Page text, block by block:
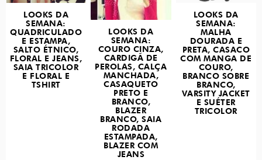
LOOKS DA
SEMANA:
QUADRICULADO
E ESTAMPA,
SALTO ÉTNICO,
FLORAL E JEANS,
SAIA TRICOLOR
E FLORAL E
TSHIRT
LOOKS DA
SEMANA:
COURO CINZA,
CARDIGÃ DE
PEROLAS, CALÇA
MANCHADA,
CASAQUETO
PRETO E
BRANCO,
BLAZER
BRANCO, SAIA
RODADA
ESTAMPADA,
BLAZER COM
JEANS
LOOKS DA
SEMANA:
MALHA
DOURADA E
PRETA, CASACO
COM MANGA DE
COURO,
BRANCO SOBRE
BRANCO,
VARSITY JACKET
E SUÉTER
TRICOLOR